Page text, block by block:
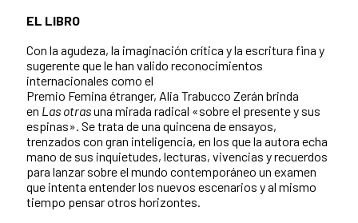
EL LIBRO
Con la agudeza, la imaginación crítica y la escritura fina y
sugerente que le han valido reconocimientos
internacionales como el
Premio Femina étranger, Alia Trabucco Zerán brinda
en Las otrasuna mirada radical «sobre el presente y sus
espinas». Se trata de una quincena de ensayos,
trenzados con gran inteligencia, en los que la autora echa
mano de sus inquietudes, lecturas, vivencias y recuerdos
para lanzar sobre el mundo contemporáneo un examen
que intenta entender los nuevos escenarios y al mismo
tiempo pensar otros horizontes.